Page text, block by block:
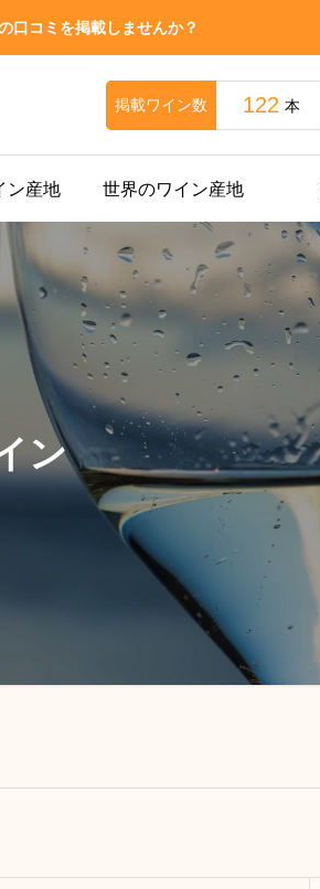
口コミを掲載しませんか？
掲載ワイン数 122 本
ン産地 世界のワイン産地
ン